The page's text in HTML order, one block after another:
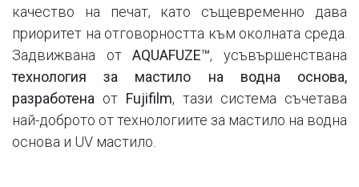
качество на печат, като същевременно дава
приоритет на отговорността към околната среда.
Задвижвана отAQUAFUZE™, усъвършенствана
технология за мастило на водна основа,
разработена от Fujifilm, тази система съчетава
най-доброто от технологиите за мастило на водна
основа и UV мастило.